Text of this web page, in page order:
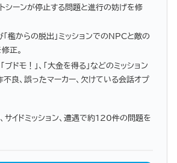
シーンが停止する問題と進行の妨げを修
「檻からの脱出」ミッションでのNPCと敵の
正。
「ブドモ！」、「大金を得る」などのミッション
良、誤ったマーカー、欠けている会話オプ
、サイドミッション、遭遇で約120件の問題を